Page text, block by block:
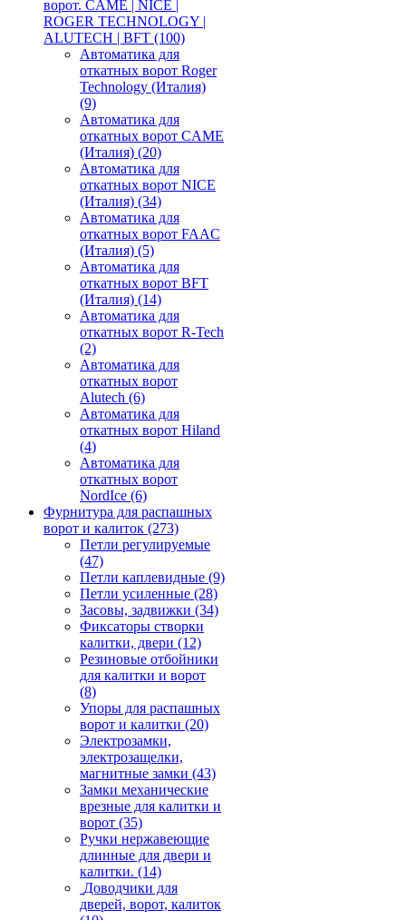
ворот. CAME | NICE |
ROGER TECHNOLOGY |
ALUTECH | BFT (100)
Автоматика для
откатных ворот Roger
Technology (Италия)
(9)
Автоматика для
откатных ворот CAME
(Италия) (20)
Автоматика для
откатных ворот NICE
(Италия) (34)
Автоматика для
откатных ворот FAAC
(Италия) (5)
Автоматика для
откатных ворот BFT
(Италия) (14)
Автоматика для
откатных ворот R-Tech
(2)
Автоматика для
откатных ворот
Alutech (6)
Автоматика для
откатных ворот Hiland
(4)
Автоматика для
откатных ворот
NordIce (6)
Фурнитура для распашных
ворот и калиток (273)
Петли регулируемые
(47)
Петли каплевидные (9)
Петли усиленные (28)
Засовы, задвижки (34)
Фиксаторы створки
калитки, двери (12)
Резиновые отбойники
для калитки и ворот
(8)
Упоры для распашных
ворот и калитки (20)
Электрозамки,
электрозащелки,
магнитные замки (43)
Замки механические
врезные для калитки и
ворот (35)
Ручки нержавеющие
длинные для двери и
калитки. (14)
Доводчики для
дверей, ворот, калиток